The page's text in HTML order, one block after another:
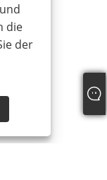
die
der